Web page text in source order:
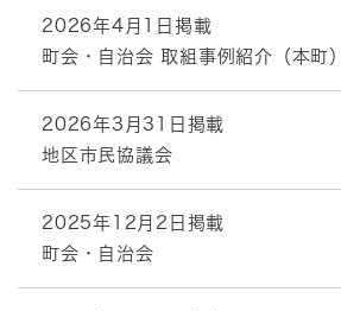
2026年4月1日掲載
町会・自治会 取組事例紹介（本町）
2026年3月31日掲載
地区市民協議会
2025年12月2日掲載
町会・自治会